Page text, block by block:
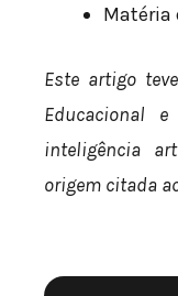
Matéria
Este artigo
Educacional
inteligência
origem citada